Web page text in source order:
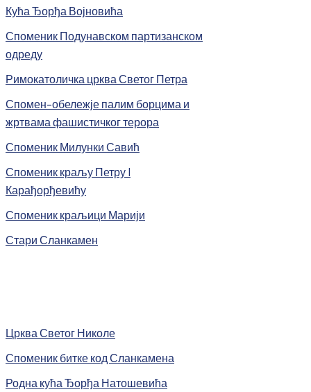
Кућа Ђорђа Војновића
Споменик Подунавском партизанском
одреду
Римокатоличка црква Светог Петра
Спомен-обележје палим борцима и
жртвама фашистичког терора
Споменик Милунки Савић
Споменик краљу Петру I
Карађорђевићу
Споменик краљици Марији
Стари Сланкамен
Црква Светог Николе
Споменик битке код Сланкамена
Родна кућа Ђорђа Натошевића